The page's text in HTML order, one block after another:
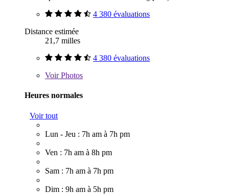
4 380 évaluations
Distance estimée
21,7 milles
4 380 évaluations
VoirPhotos
Heures normales
Voir tout
Lun - Jeu : 7h am à 7h pm
Ven : 7h am à 8h pm
Sam : 7h am à 7h pm
Dim : 9h am à 5h pm